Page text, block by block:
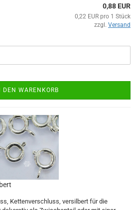
0,88 EUR
0,22 EUR pro 1 Stück
zzgl. Versand
DEN WARENKORB
Kettenverschluss, versilbert für die